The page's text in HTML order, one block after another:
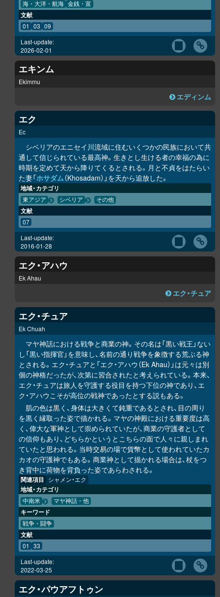
海・大洋・航海 金銭・富
文献
01 03 09
Last-update:
2026-02-01
エキンム
Ekimmu
エディンム
エク
Ec
シベリアのエニセイ川流域に住むいくつかの民族において共
通して信じられている最高神。生きとし生ける者の幸福の為に
時期を定めて天から降りてくるとされる。月と不貞をはたらい
た妻「ホサダム（Khosadam）」を天から追放した。
地域・カテゴリ
東アジア シベリア その他
文献
07
Last-update:
2016-01-28
エク・アハウ
Ek Ahau
エク・チュア
エク・チュア
Ek Chuah
マヤ神話における戦争と商業の神。その名は「黒い戦王」ない
し「黒い指揮官」を意味し、名前の通り戦争を象徴する荒ぶる神
とされる。エク・チュアと「エク・アハウ（Ek Ahau）」は元々は別
個の神格だったが、次第に習合されたと考えられている。本来、
エク・チュアは旅人を守護する役目を持つ下位の神であり、エ
ク・アハウこそが高位の戦神であったとする説もある。
肌の色は黒く、身体は大きくて鈍重であるとされ、目の周り
を黒く縁取った姿で描かれる。マヤの神殿における重要度は高
く、偉大な軍神として崇められていたが、商業の守護者として
の信仰もあり、どちらかというとこちらの面で人々に親しまれ
ていたと思われる。当時交易の場で貨幣として使われていたカ
カオの守護神でもある。商業神として描かれる場合は、杖をつ
き背中に荷物を背負った姿であらわされる。
関連項目 シャメン・エク
地域・カテゴリ
中南米 マヤ神話・他
キーワード
戦争・闘争
文献
01 33
Last-update:
2022-03-25
エク・パウアフトゥン